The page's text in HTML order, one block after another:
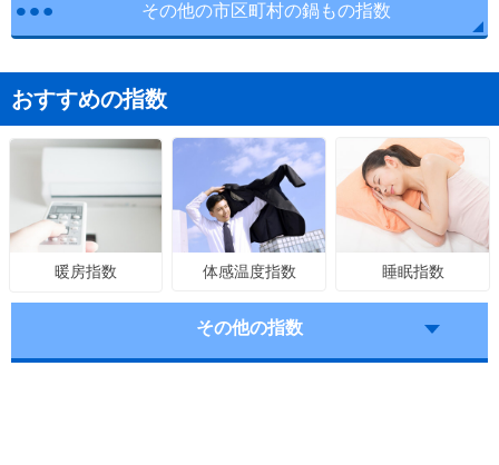
その他の市区町村の鍋もの指数
おすすめの指数
暖房指数 体感温度指数 睡眠指数
その他の指数